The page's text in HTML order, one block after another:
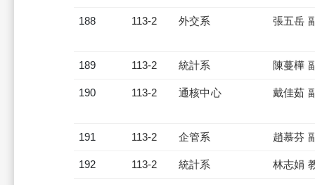
188 113-2 外交系 張五岳
189 113-2 統計系 陳蔓樺
190 113-2 通核中心 戴佳茹
191 113-2 企管系 趙慕芬
192 113-2 統計系 林志娟